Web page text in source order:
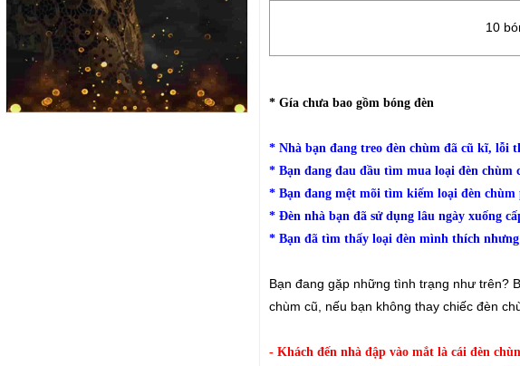
10
* Gía chưa bao gồm bóng đèn
* Nhà bạn đang treo đèn chùm đã cũ kĩ, lỗi
* Bạn đang đau đầu tìm mua loại đèn chùm
* Bạn đang mệt mõi tìm kiếm loại đèn
* Đèn nhà bạn đã sử dụng lâu ngày xuống
* Bạn đã tìm thấy loại đèn mình thích
Bạn đang gặp những tình trạng như trên?
chùm cũ, nếu bạn không thay chiếc đèn
- Khách đến nhà đập vào mắt là cái đèn